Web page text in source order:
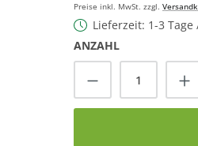
Preise inkl. MwSt. zzgl.
Lieferzeit: 1-3
ANZAHL
Produkt